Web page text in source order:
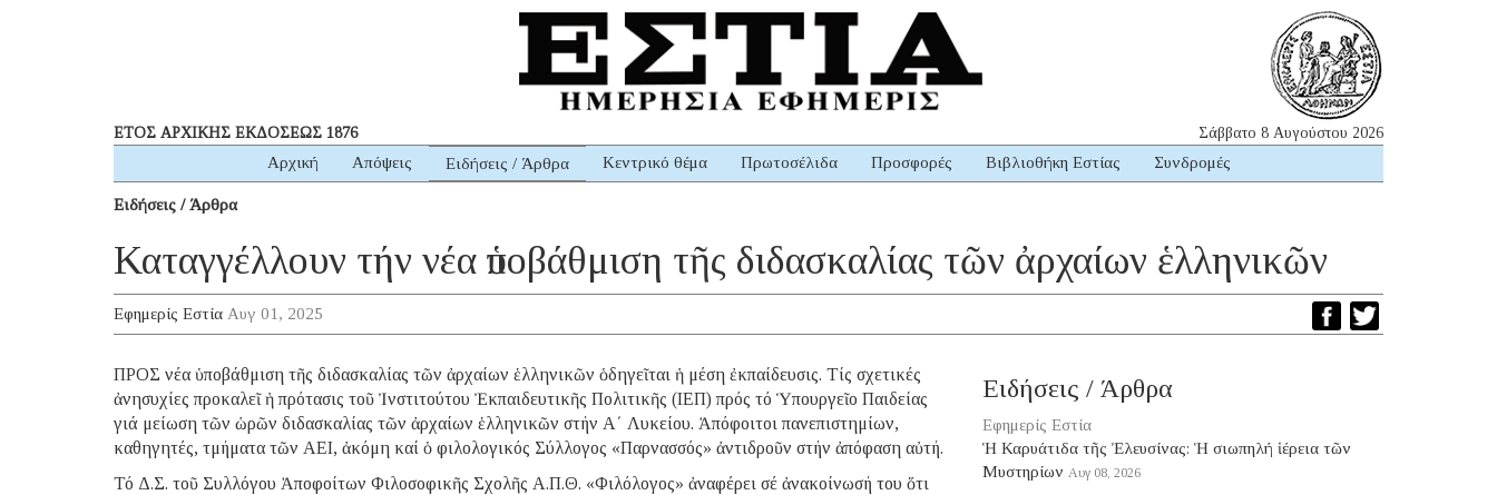
ΕΤΟΣ ΑΡΧΙΚΗΣ ΕΚΔΟΣΕΩΣ 1876 Σάββατο 8 Αυγούστου 2026
Αρχική Απόψεις Ειδήσεις / Άρθρα Κεντρικό θέμα Πρωτοσέλιδα Προσφορές Βιβλιοθήκη Εστίας Συνδρομές
Ειδήσεις / Άρθρα
Καταγγέλλουν τήν νέα ὑποβάθμιση τῆς διδασκαλίας τῶν ἀρχαίων ἑλληνικῶν
Εφημερίς Εστία Αυγ 01, 2025
ΠΡΟΣ νέα ὑποβάθμιση τῆς διδασκαλίας τῶν ἀρχαίων ἑλληνικῶν ὁδηγεῖται ἡ μέση ἐκπαίδευσις. Τίς σχετικές
ἀνησυχίες προκαλεῖ ἡ πρότασις τοῦ Ἰνστιτούτου Ἐκπαιδευτικῆς Πολιτικῆς (ΙΕΠ) πρός τό Ὑπουργεῖο Παιδείας
γιά μείωση τῶν ὡρῶν διδασκαλίας τῶν ἀρχαίων ἑλληνικῶν στήν Α΄ Λυκείου. Ἀπόφοιτοι πανεπιστημίων,
καθηγητές, τμήματα τῶν ΑΕΙ, ἀκόμη καί ὁ φιλολογικός Σύλλογος «Παρνασσός» ἀντιδροῦν στήν ἀπόφαση αὐτή.
Τό Δ.Σ. τοῦ Συλλόγου Ἀποφοίτων Φιλοσοφικῆς Σχολῆς Α.Π.Θ. «Φιλόλογος» ἀναφέρει σέ ἀνακοίνωσή του ὅτι
Ειδήσεις / Άρθρα
Εφημερίς Εστία
Ἡ Καρυάτιδα τῆς Ἐλευσίνας: Ἡ σιωπηλή ἱέρεια τῶν
Μυστηρίων Αυγ 08, 2026